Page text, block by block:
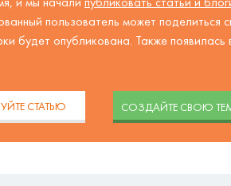
пользователь может
будет опубликована. Также появилась
СТАТЬЮ CОЗДАЙТЕ СВОЮ